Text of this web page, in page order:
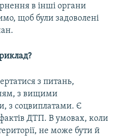
в інші органи
щоб були задоволені
з питань,
з вищими
з соцвиплатами. Є
ДТП. В умовах, коли
не може бути й